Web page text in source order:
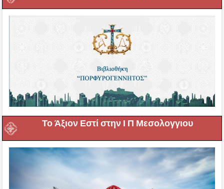
Το Άξιον Εστί στην Ι Π Μεσολογγιου